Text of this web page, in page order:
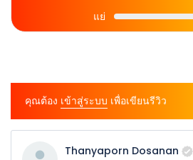
แย่
คุณต้อง เข้าสู่ระบบ เพื่อเขียนรีวิว
Thanyaporn Dosanan